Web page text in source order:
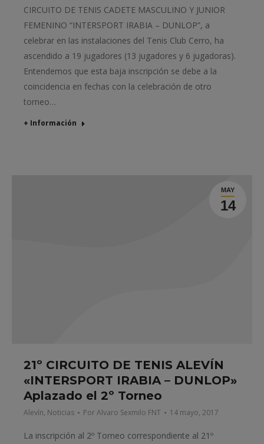
CIRCUITO DE TENIS CADETE MASCULINO Y JUNIOR
FEMENINO “INTERSPORT IRABIA – DUNLOP”, a
celebrar en las instalaciones del Tenis Club Cerro, ha
ascendido a 19 jugadores (13 jugadores y 6 jugadoras).
Entendemos que esta baja inscripción se debe a la
coincidencia en fechas con la celebración de otro
torneo…
+ Información
MAY
14
21º CIRCUITO DE TENIS ALEVÍN
«INTERSPORT IRABIA – DUNLOP»
Aplazado el 2º Torneo
Alevín, Noticias PorAlvaro Sexmilo FNT 14 mayo, 2017
La inscripción al 2º Torneo correspondiente al 21º